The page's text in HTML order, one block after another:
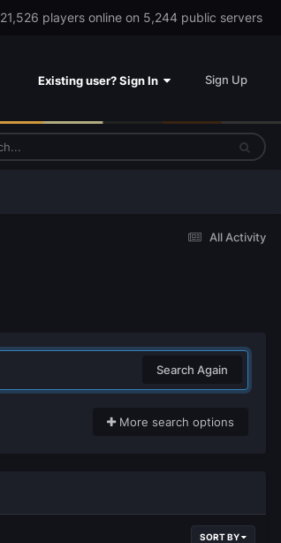
21,526 players online on 5,244 public servers
Existing user? Sign In Sign Up
All Activity
Search Again
More search options
SORT BY